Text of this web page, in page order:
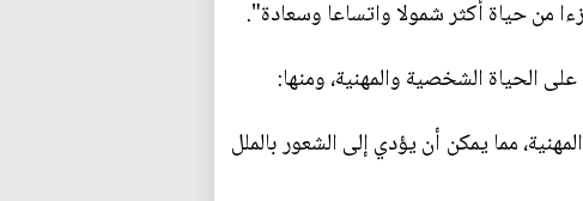
من حياة أكثر شمولا واتساعا وسعادة".
الحياة الشخصية والمهنية، ومنها:
مما يمكن أن يؤدي إلى الشعور بالملل